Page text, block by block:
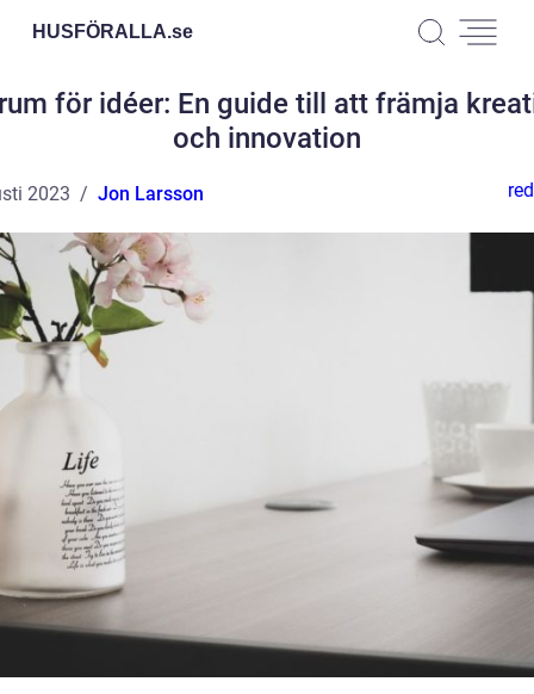
HUSFÖRALLA.se
för idéer: En guide till att främja
och innovation
2023 Jon Larsson